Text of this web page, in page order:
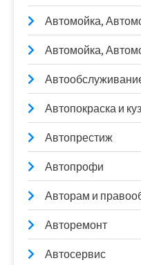
Автомойка,
Автомойка,
Автопокраска и
Автопрестиж
Автопрофи
Авторам и
Авторемонт
Автосервис